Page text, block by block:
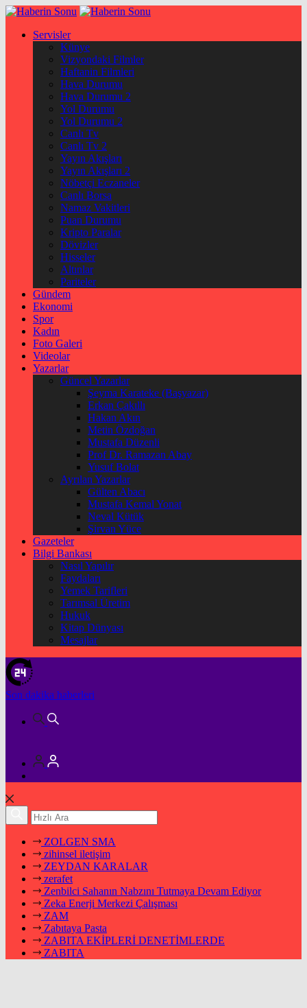
Servisler
Künye
Vizyondaki Filmler
Haftanin Filmleri
Hava Durumu
Hava Durumu 2
Yol Durumu
Yol Durumu 2
Canlı Tv
Canlı Tv 2
Yayın Akışları
Yayın Akışları 2
Nöbetçi Eczaneler
Canlı Borsa
Namaz Vakitleri
Puan Durumu
Kripto Paralar
Dövizler
Hisseler
Altınlar
Pariteler
Gündem
Ekonomi
Spor
Kadın
Foto Galeri
Videolar
Yazarlar
Güncel Yazarlar
Şeyma Karateke (Başyazar)
Erkan Çakıllı
Hakan Akın
Metin Özdoğan
Mustafa Düzenli
Prof Dr. Ramazan Abay
Yusuf Bolat
Ayrılan Yazarlar
Gülten Abacı
Mustafa Kemal Yonat
Neval Kütük
Şirvan Yüce
Gazeteler
Bilgi Bankası
Nasıl Yapılır
Faydaları
Yemek Tarifleri
Tarımsal Üretim
Hukuk
Kitap Dünyası
Mesajlar
Son dakika haberleri
ZOLGEN SMA
zihinsel iletişim
ZEYDAN KARALAR
zerafet
Zenbilci Sahanın Nabzını Tutmaya Devam Ediyor
Zeka Enerji Merkezi Çalışması
ZAM
Zabıtaya Pasta
ZABITA EKİPLERİ DENETİMLERDE
ZABITA